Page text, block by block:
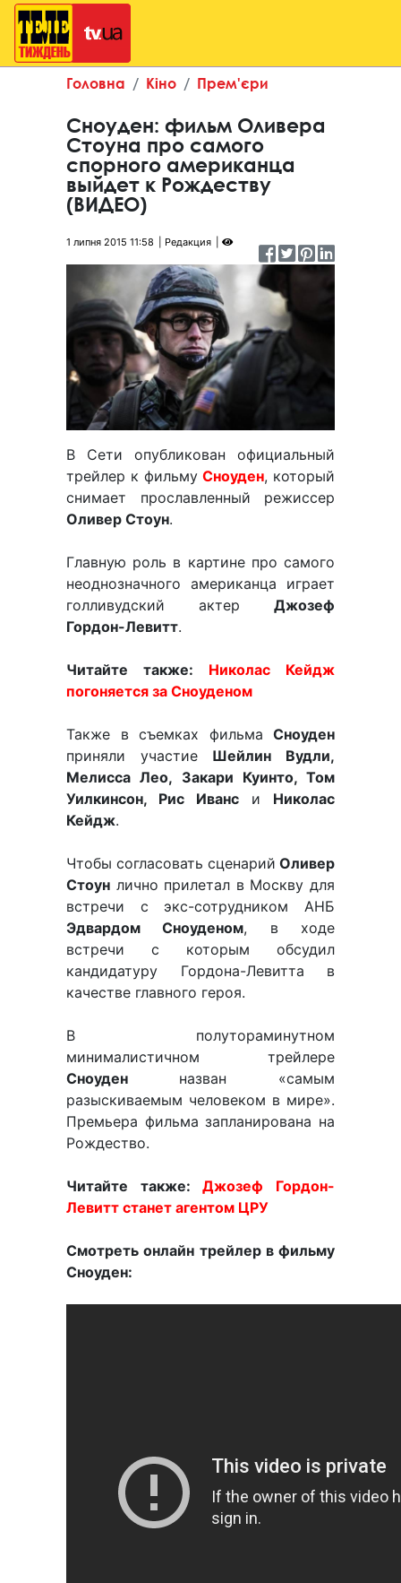
Головна Кіно Прем'єри
Сноуден: фильм Оливера
Стоуна про самого
спорного американца
выйдет к Рождеству
(ВИДЕО)
1 липня 2015 11:58 Редакция
В Сети опубликован официальный
трейлер к фильмуСноуден, который
снимает прославленный режиссер
Оливер Стоун.
Главную роль в картине про самого
неоднозначного американца играет
голливудский актер Джозеф
Гордон-Левитт.
Читайте также: Николас Кейдж
погоняется за Сноуденом
Также в съемках фильма Сноуден
приняли участие Шейлин Вудли,
Мелисса Лео, Закари Куинто, Том
Уилкинсон, Рис Иванс и Николас
Кейдж.
Чтобы согласовать сценарий Оливер
Стоун лично прилетал в Москву для
встречи с экс-сотрудником АНБ
Эдвардом Сноуденом, в ходе
встречи с которым обсудил
кандидатуру Гордона-Левитта в
качестве главного героя.
В полутораминутном
минималистичном трейлере
Сноуден назван «самым
разыскиваемым человеком в мире».
Премьера фильма запланирована на
Рождество.
Читайте также:Джозеф Гордон-
Левитт станет агентом ЦРУ
Смотреть онлайн трейлер в фильму
Сноуден: